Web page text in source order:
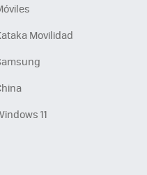
Movilidad
11